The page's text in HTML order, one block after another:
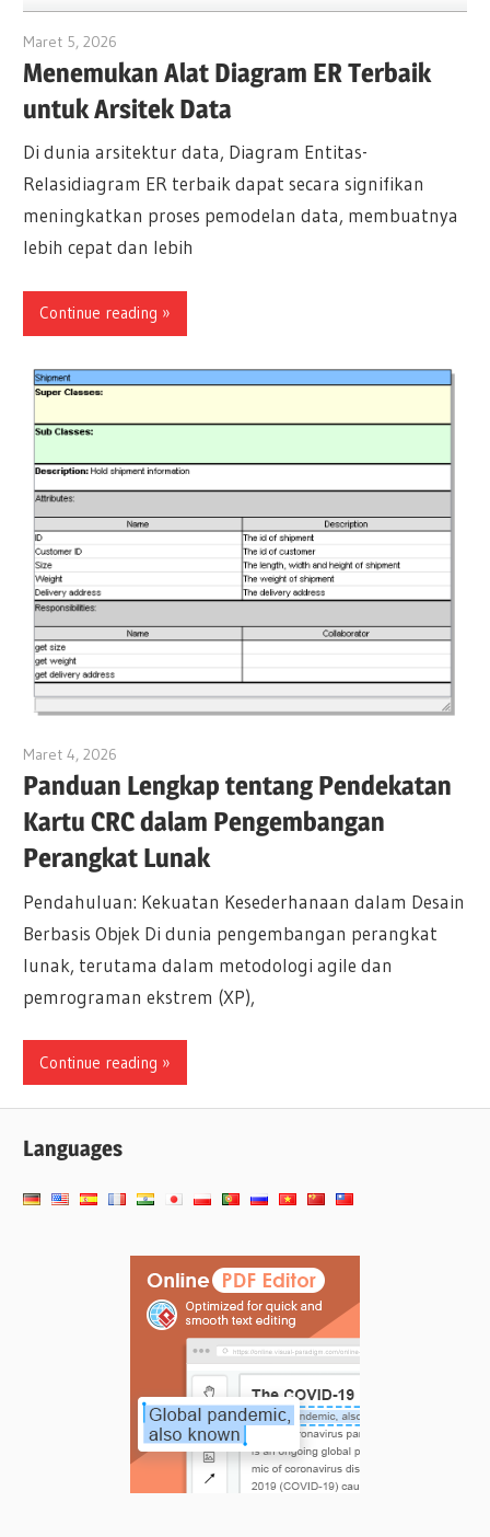
Maret 5, 2026
Menemukan Alat Diagram ER Terbaik
untuk Arsitek Data
Di dunia arsitektur data, Diagram Entitas-
Relasidiagram ER terbaik dapat secara signifikan
meningkatkan proses pemodelan data, membuatnya
lebih cepat dan lebih
Continue reading
Maret 4, 2026
Panduan Lengkap tentang Pendekatan
Kartu CRC dalam Pengembangan
Perangkat Lunak
Pendahuluan: Kekuatan Kesederhanaan dalam Desain
Berbasis Objek Di dunia pengembangan perangkat
lunak, terutama dalam metodologi agile dan
pemrograman ekstrem (XP),
Continue reading
Languages